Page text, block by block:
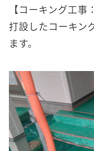
【コーキング工
打設したコーキン
ます。